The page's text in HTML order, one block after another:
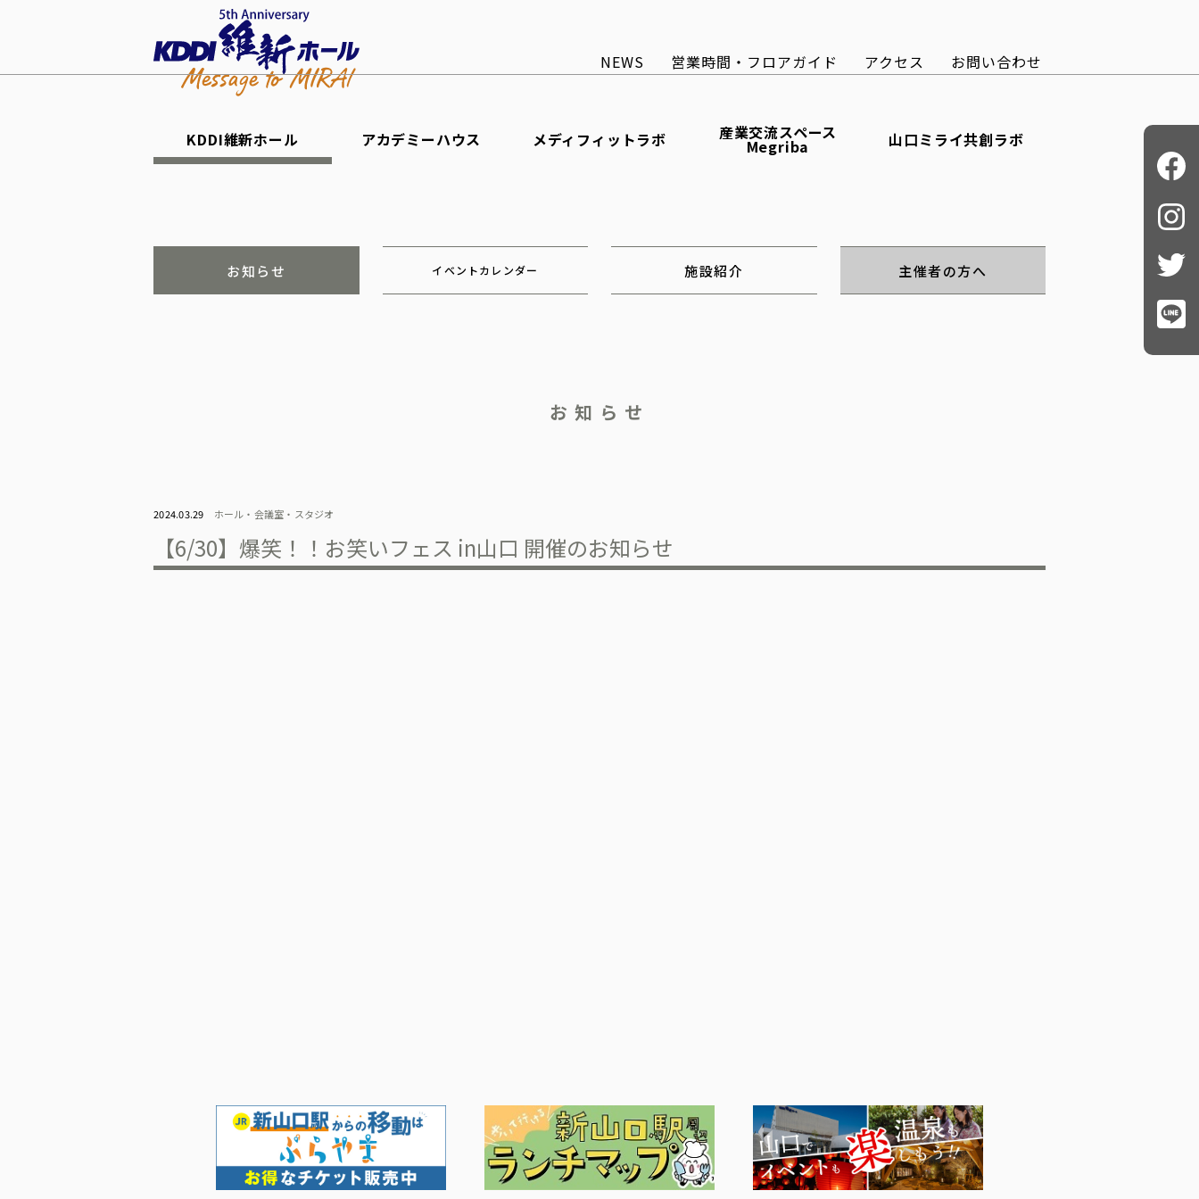
NEWS 営業時間・フロアガイド アクセス お問い合わせ
KDDI維新ホール アカデミーハウス メディフィットラボ 産業交流スペース
Megriba 山口ミライ共創ラボ
お知らせ イベントカレンダー 施設紹介 主催者の方へ
お知らせ
2024.03.29 ホール・会議室・スタジオ
【6/30】爆笑！！お笑いフェス in山口 開催のお知らせ